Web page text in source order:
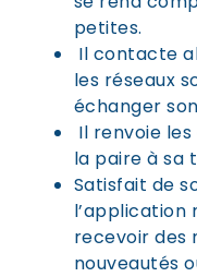
petites.
Il contacte
les réseaux
échanger
Il renvoie
la paire à sa
Satisfait de
l’application
recevoir des
nouveautés